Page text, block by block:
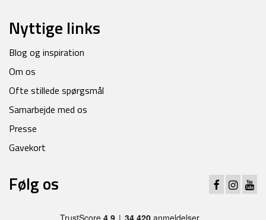
Nyttige links
Blog og inspiration
Om os
Ofte stillede spørgsmål
Samarbejde med os
Presse
Gavekort
Følg os